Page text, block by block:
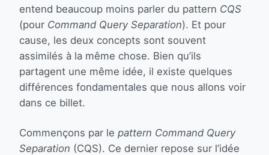
entend beaucoup moins parler du pattern CQS
(pour Command Query Separation). Et pour
cause, les deux concepts sont souvent
assimilés à la même chose. Bien qu’ils
partagent une même idée, il existe quelques
différences fondamentales que nous allons voir
dans ce billet.
Commençons par le pattern Command Query
Separation (CQS). Ce dernier repose sur l’idée